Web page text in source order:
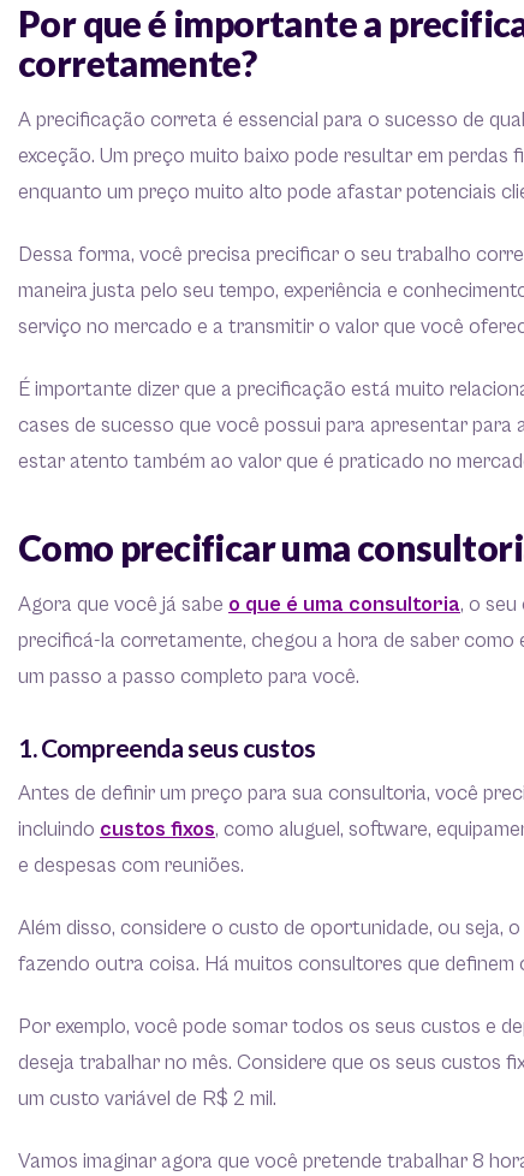
Por que é importante a
corretamente?
A precificação correta é essencial para o sucesso de
exceção. Um preço muito baixo pode resultar em perdas
enquanto um preço muito alto pode afastar potenciais
Dessa forma, você precisa precificar o seu trabalho
maneira justa pelo seu tempo, experiência e
serviço no mercado e a transmitir o valor que você
É importante dizer que a precificação está muito
cases de sucesso que você possui para apresentar para
estar atento também ao valor que é praticado no
Como precificar uma
Agora que você já sabe o que é uma consultoria, o
precificá-la corretamente, chegou a hora de saber como
um passo a passo completo para você.
1. Compreenda seus custos
Antes de definir um preço para sua consultoria, você
incluindo custos fixos, como aluguel, software,
e despesas com reuniões.
Além disso, considere o custo de oportunidade, ou seja,
fazendo outra coisa. Há muitos consultores que definem
Por exemplo, você pode somar todos os seus custos e
deseja trabalhar no mês. Considere que os seus custos
um custo variável de R$ 2 mil.
Vamos imaginar agora que você pretende trabalhar 8